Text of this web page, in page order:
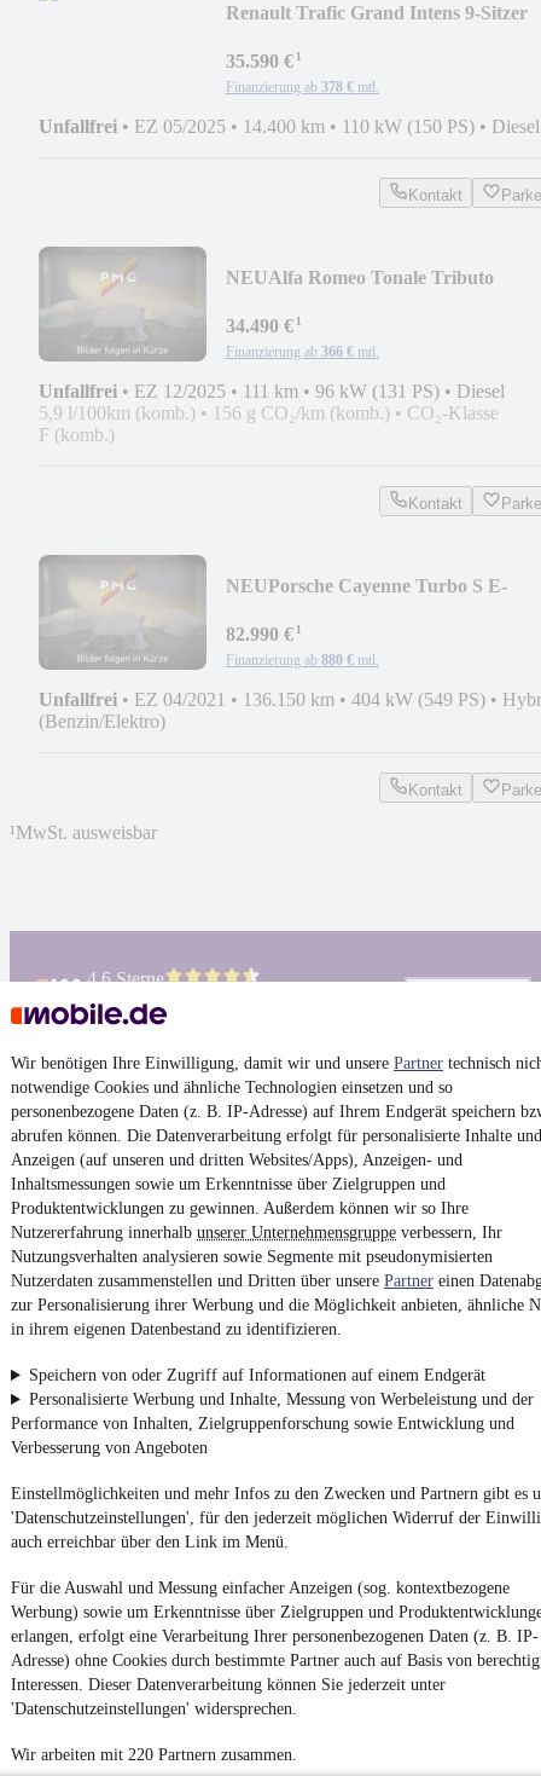
Wir benötigen Ihre Einwilligung, damit wir und unsere Partner technisch
notwendige Cookies und ähnliche Technologien einsetzen und so
personenbezogene Daten (z. B. IP-Adresse) auf Ihrem Endgerät speichern
abrufen können. Die Datenverarbeitung erfolgt für personalisierte Inhalte und
Anzeigen (auf unseren und dritten Websites/Apps), Anzeigen- und
Inhaltsmessungen sowie um Erkenntnisse über Zielgruppen und
Produktentwicklungen zu gewinnen. Außerdem können wir so Ihre
Nutzererfahrung innerhalb unserer Unternehmensgruppe verbessern, Ihr
Nutzungsverhalten analysieren sowie Segmente mit pseudonymisierten
Nutzerdaten zusammenstellen und Dritten über unsere Partner einen
zur Personalisierung ihrer Werbung und die Möglichkeit anbieten, ähnliche
in ihrem eigenen Datenbestand zu identifizieren.
Speichern von oder Zugriff auf Informationen auf einem Endgerät
Personalisierte Werbung und Inhalte, Messung von Werbeleistung und der
Performance von Inhalten, Zielgruppenforschung sowie Entwicklung und
Verbesserung von Angeboten
Einstellmöglichkeiten und mehr Infos zu den Zwecken und Partnern gibt es
'Datenschutzeinstellungen', für den jederzeit möglichen Widerruf der
auch erreichbar über den Link im Menü.
Für die Auswahl und Messung einfacher Anzeigen (sog. kontextbezogene
Werbung) sowie um Erkenntnisse über Zielgruppen und
erlangen, erfolgt eine Verarbeitung Ihrer personenbezogenen Daten (z. B. IP-
Adresse) ohne Cookies durch bestimmte Partner auch auf Basis von
Interessen. Dieser Datenverarbeitung können Sie jederzeit unter
'Datenschutzeinstellungen' widersprechen.
Wir arbeiten mit 220 Partnern zusammen.
Renault Trafic Grand Intens 9-Sitzer
35.590 €¹
Finanzierung ab 378 € mtl.
Unfallfrei • EZ 05/2025 • 14.400 km • 110 kW (150 PS) • Diesel
Kontakt
NEUAlfa Romeo Tonale Tributo
34.490 €¹
Finanzierung ab 366 € mtl.
Unfallfrei • EZ 12/2025 • 111 km • 96 kW (131 PS) • Diesel
5,9 l/100km (komb.) • 156 g CO₂/km (komb.) • CO₂-Klasse
F (komb.)
Kontakt
NEUPorsche Cayenne Turbo S E-
82.990 €¹
Finanzierung ab 880 € mtl.
Unfallfrei • EZ 04/2021 • 136.150 km • 404 kW (549 PS) •
(Benzin/Elektro)
Kontakt
¹MwSt. ausweisbar
4.6 Sterne
Nutze mobile.de schnell und einfach
Impressum
Vertrag widerrufen
Datenschutz
Datenschutzeinstellungen
Erklärung zur Barrierefreiheit
Report Security Vulnerability (English)
Powered by
Neuwagen , Gebrauchtwagen Leasing-Angebote: Alle
Fahrzeuge gibt es bei mobile.de